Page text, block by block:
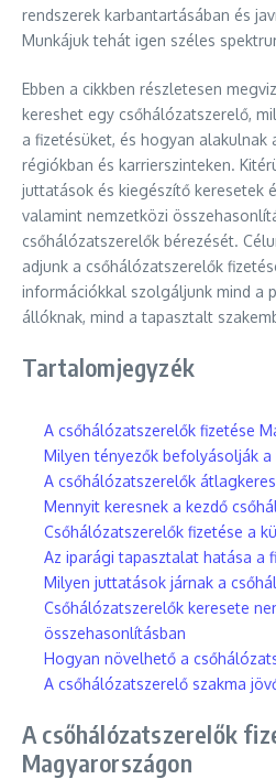
rendszerek karbantartásában és
Munkájuk tehát igen széles
Ebben a cikkben részletesen
kereshet egy csőhálózatszerelő,
a fizetésüket, és hogyan alakulnak
régiókban és karrierszinteken.
juttatások és kiegészítő keresetek
valamint nemzetközi
csőhálózatszerelők bérezését.
adjunk a csőhálózatszerelők
információkkal szolgáljunk mind a
állóknak, mind a tapasztalt
Tartalomjegyzék
A csőhálózatszerelők fizetése
Milyen tényezők befolyásolják a
A csőhálózatszerelők
Mennyit keresnek a kezdő
Csőhálózatszerelők fizetése a
Az iparági tapasztalat hatása a
Milyen juttatások járnak a
Csőhálózatszerelők keresete
összehasonlításban
Hogyan növelhető a
A csőhálózatszerelő szakma
A csőhálózatszerelők
Magyarországon